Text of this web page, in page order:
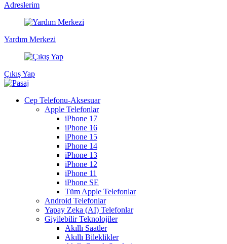
Adreslerim
Yardım Merkezi
Çıkış Yap
Cep Telefonu-Aksesuar
Apple Telefonlar
iPhone 17
iPhone 16
iPhone 15
iPhone 14
iPhone 13
iPhone 12
iPhone 11
iPhone SE
Tüm Apple Telefonlar
Android Telefonlar
Yapay Zeka (AI) Telefonlar
Giyilebilir Teknolojiler
Akıllı Saatler
Akıllı Bileklikler